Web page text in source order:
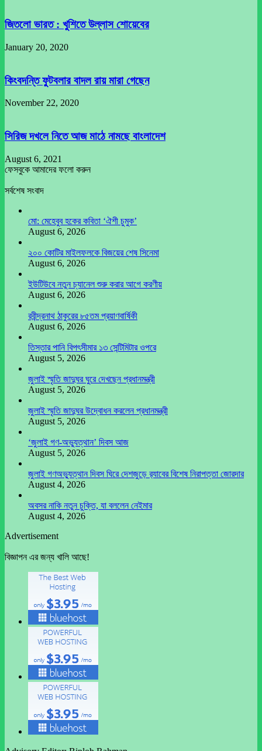
জিতলো ভারত : খুশিতে উল্লাস শোয়েবের
January 20, 2020
কিংবদন্তি ফুটবলার বাদল রায় মারা গেছেন
November 22, 2020
সিরিজ দখলে নিতে আজ মাঠে নামছে বাংলাদেশ
August 6, 2021
ফেসবুকে আমাদের ফলো করুন
সর্বশেষ সংবাদ
মো: মেহেবুব হকের কবিতা ‘ঐশী চুমুক’
August 6, 2026
২০০ কোটির মাইলফলকে বিজয়ের শেষ সিনেমা
August 6, 2026
ইউটিউবে নতুন চ্যানেল শুরু করার আগে করণীয়
August 6, 2026
রবীন্দ্রনাথ ঠাকুরের ৮৫তম প্রয়াণবার্ষিকী
August 6, 2026
তিস্তার পানি বিপৎসীমার ১৩ সেন্টিমিটার ওপরে
August 5, 2026
জুলাই স্মৃতি জাদুঘর ঘুরে দেখছেন প্রধানমন্ত্রী
August 5, 2026
জুলাই স্মৃতি জাদুঘর উদ্বোধন করলেন প্রধানমন্ত্রী
August 5, 2026
‘জুলাই গণ-অভ্যুত্থান’ দিবস আজ
August 5, 2026
জুলাই গণঅভ্যুত্থান দিবস ঘিরে দেশজুড়ে র‌্যাবের বিশেষ নিরাপত্তা জোরদার
August 4, 2026
অবসর নাকি নতুন চুক্তি, যা বললেন নেইমার
August 4, 2026
Advertisement
বিজ্ঞাপন এর জন্য খালি আছে!